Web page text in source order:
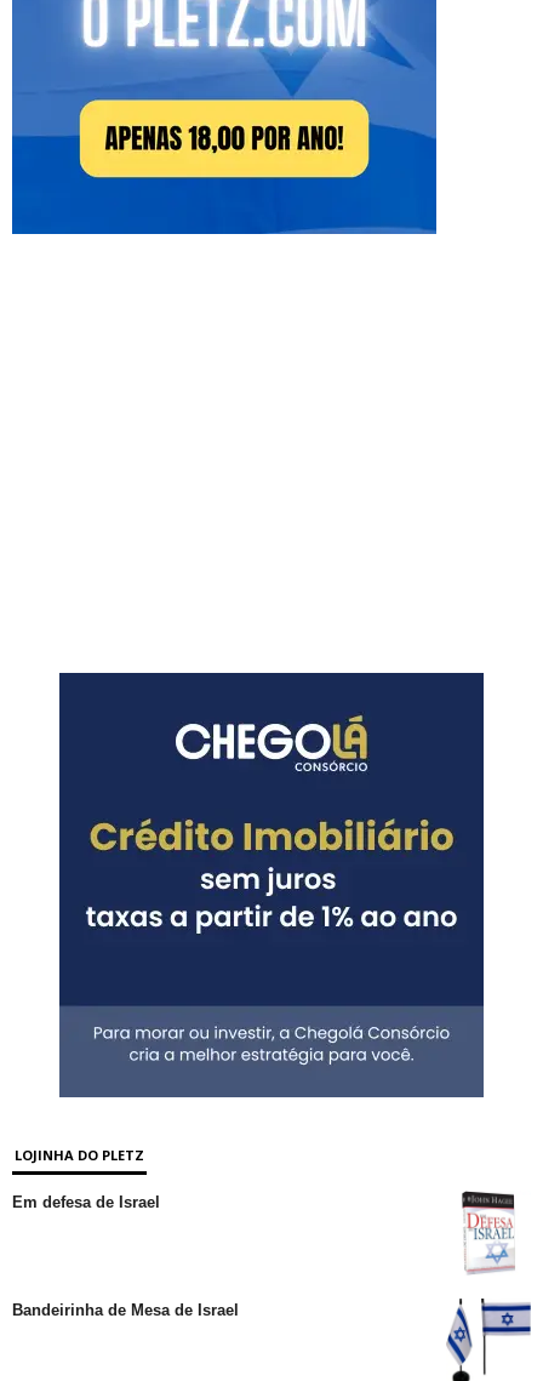
LOJINHA DO PLETZ
Em defesa de Israel
Bandeirinha de Mesa de Israel